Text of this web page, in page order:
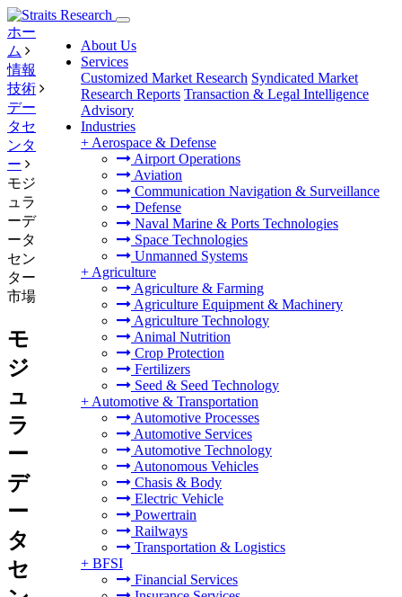
About Us
Services
Customized Market Research Syndicated Market
Research Reports Transaction & Legal Intelligence
Advisory
Industries
+ Aerospace & Defense
Airport Operations
Aviation
Communication Navigation & Surveillance
Defense
Naval Marine & Ports Technologies
Space Technologies
Unmanned Systems
+ Agriculture
Agriculture & Farming
Agriculture Equipment & Machinery
Agriculture Technology
Animal Nutrition
Crop Protection
Fertilizers
Seed & Seed Technology
+ Automotive & Transportation
Automotive Processes
Automotive Services
Automotive Technology
Autonomous Vehicles
Chasis & Body
Electric Vehicle
Powertrain
Railways
Transportation & Logistics
+ BFSI
Financial Services
ホー
ム
情報
技術
デー
タセ
ンタ
ー
モジ
ュラ
ーデ
ータ
セン
ター
市場
モ
ジ
ュ
ラ
ー
デ
ー
タ
セ